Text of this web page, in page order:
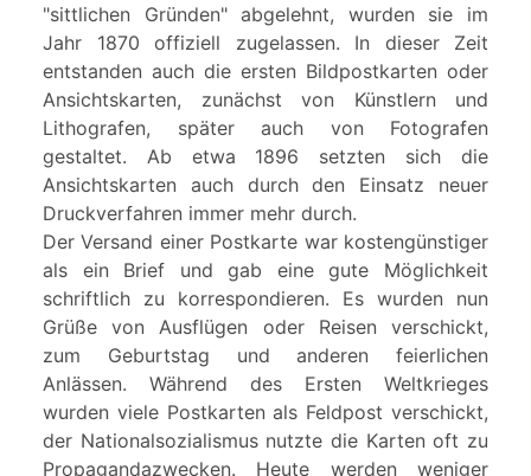
"sittlichen Gründen" abgelehnt, wurden sie im
Jahr 1870 offiziell zugelassen. In dieser Zeit
entstanden auch die ersten Bildpostkarten oder
Ansichtskarten, zunächst von Künstlern und
Lithografen, später auch von Fotografen
gestaltet. Ab etwa 1896 setzten sich die
Ansichtskarten auch durch den Einsatz neuer
Druckverfahren immer mehr durch.
Der Versand einer Postkarte war kostengünstiger
als ein Brief und gab eine gute Möglichkeit
schriftlich zu korrespondieren. Es wurden nun
Grüße von Ausflügen oder Reisen verschickt,
zum Geburtstag und anderen feierlichen
Anlässen. Während des Ersten Weltkrieges
wurden viele Postkarten als Feldpost verschickt,
der Nationalsozialismus nutzte die Karten oft zu
Propagandazwecken. Heute werden weniger